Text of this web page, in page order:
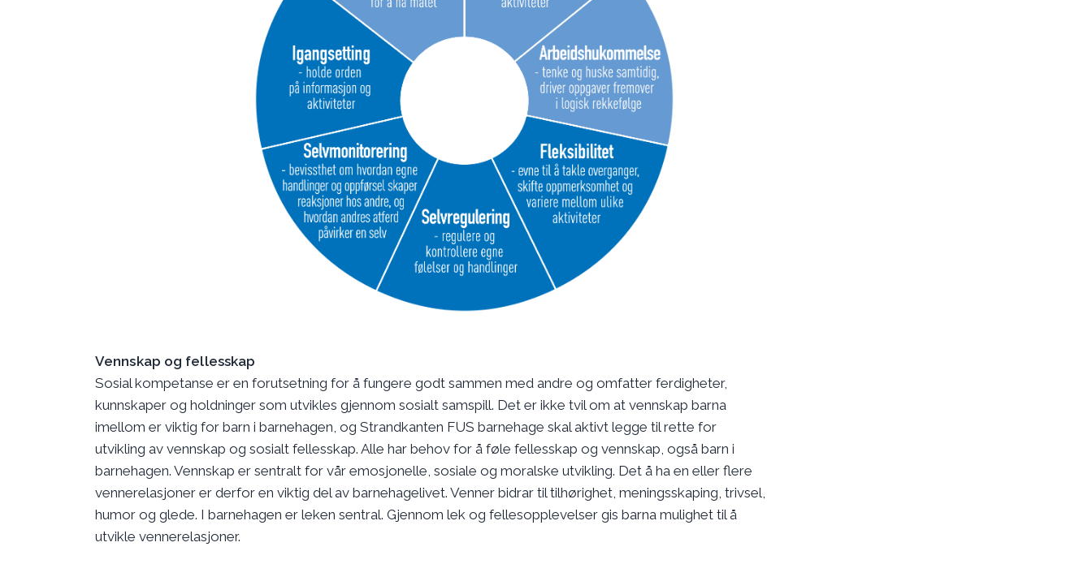
Vennskap og fellesskap
Sosial kompetanse er en forutsetning for å fungere godt sammen med andre og omfatter ferdigheter,
kunnskaper og holdninger som utvikles gjennom sosialt samspill. Det er ikke tvil om at vennskap barna
imellom er viktig for barn i barnehagen, og Strandkanten FUS barnehage skal aktivt legge til rette for
utvikling av vennskap og sosialt fellesskap. Alle har behov for å føle fellesskap og vennskap, også barn i
barnehagen. Vennskap er sentralt for vår emosjonelle, sosiale og moralske utvikling. Det å ha en eller flere
vennerelasjoner er derfor en viktig del av barnehagelivet. Venner bidrar til tilhørighet, meningsskaping, trivsel,
humor og glede. I barnehagen er leken sentral. Gjennom lek og fellesopplevelser gis barna mulighet til å
utvikle vennerelasjoner.